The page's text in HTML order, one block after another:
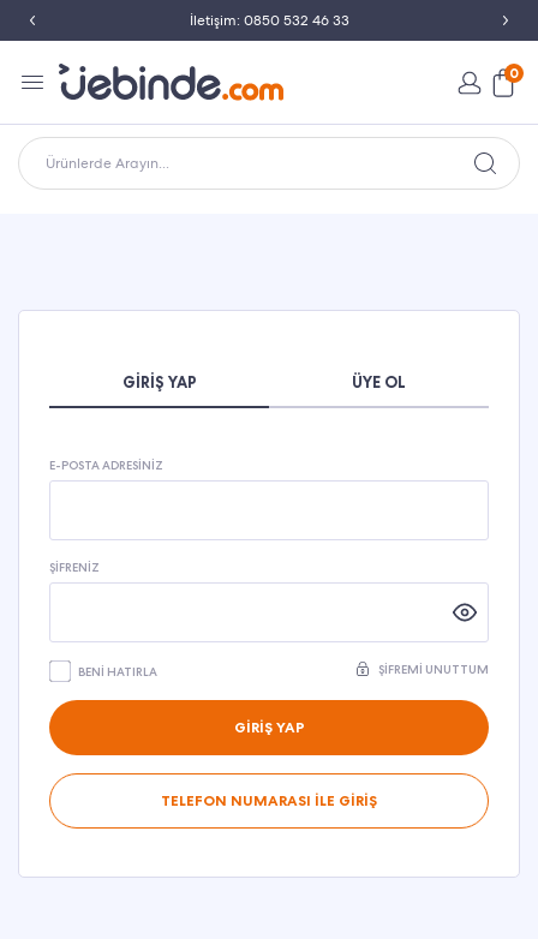
İletişim: 0850 532 46 33
0
Ürünlerde Arayın...
GIRIŞ YAP ÜYE OL
E-POSTA ADRESINIZ
ŞIFRENIZ
BENI HATIRLA ŞIFREMI UNUTTUM
GİRİŞ YAP
TELEFON NUMARASI İLE GİRİŞ